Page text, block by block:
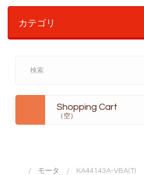
カテゴリ
Shopping Cart
（空）
モータ KA44143A-VBA(T)